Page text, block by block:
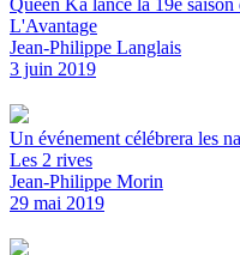
L'Avantage
Jean-Philippe Langlais
3 juin 2019
Un événement célébrera les
Les 2 rives
Jean-Philippe Morin
29 mai 2019